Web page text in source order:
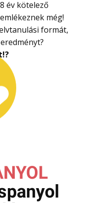
év kötelező
még!
formát,
!?